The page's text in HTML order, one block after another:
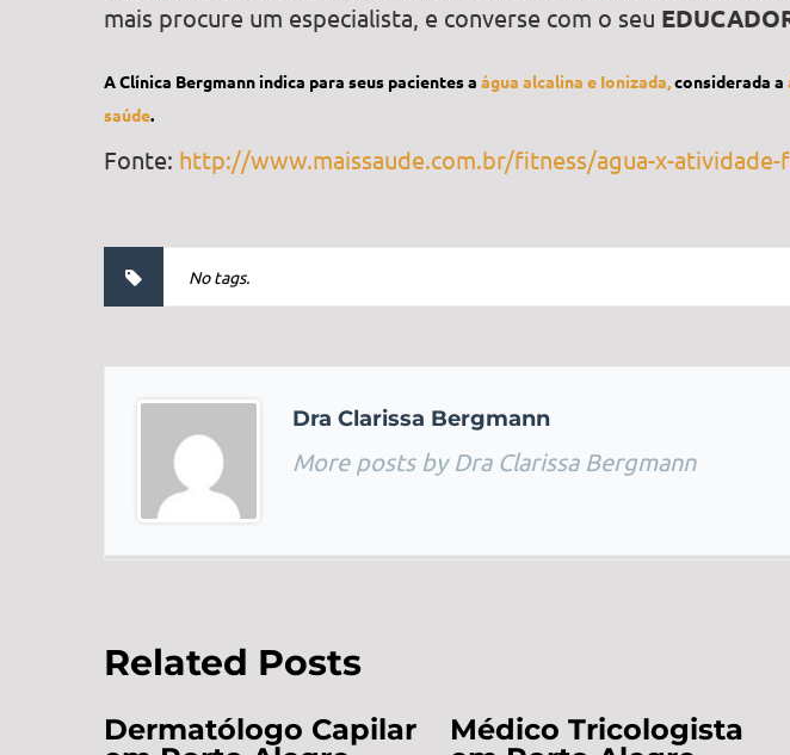
mais procure um especialista, e converse com o seu
A Clínica Bergmann indica para seus pacientes a água alcalina e Ionizada,considerada a
saúde.
Fonte: http://www.maissaude.com.br/fitness/agua-x-atividade-
No tags.
Dra Clarissa Bergmann
More posts by Dra Clarissa Bergmann
Related Posts
Dermatólogo Capilar
Médico Tricologista